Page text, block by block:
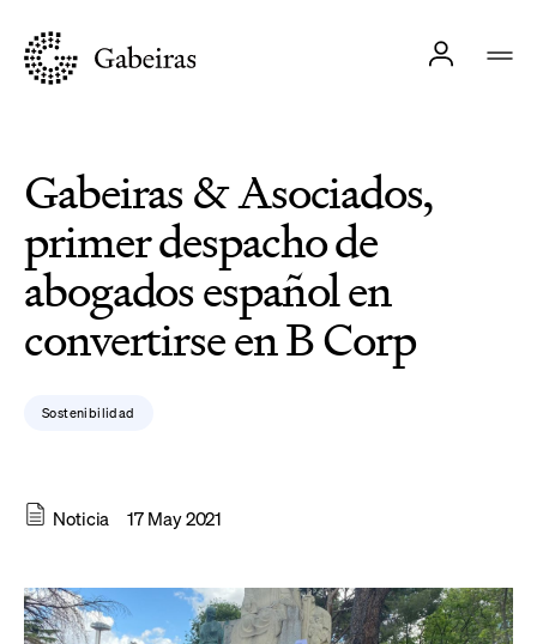
Gabeiras & Asociados,
primer despacho de
abogados español en
convertirse en B Corp
Sostenibilidad
Noticia 17 May 2021